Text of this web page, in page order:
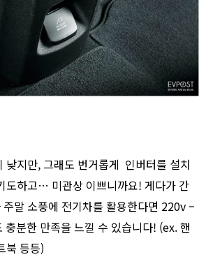
낮지만, 그래도 번거롭게 인버터를 설치
도하고… 미관상 이쁘니까요! 게다가 간
말 소풍에 전기차를 활용한다면 220v –
분한 만족을 느낄 수 있습니다! (ex. 핸
북 등등)